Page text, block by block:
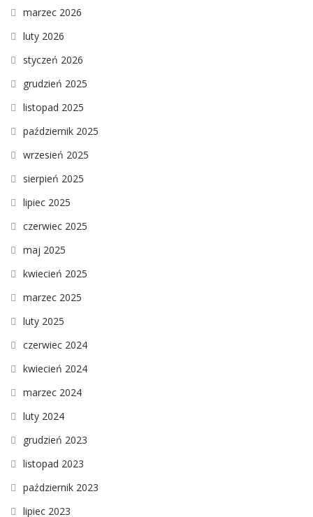
marzec 2026
luty 2026
styczeń 2026
grudzień 2025
listopad 2025
październik 2025
wrzesień 2025
sierpień 2025
lipiec 2025
czerwiec 2025
maj 2025
kwiecień 2025
marzec 2025
luty 2025
czerwiec 2024
kwiecień 2024
marzec 2024
luty 2024
grudzień 2023
listopad 2023
październik 2023
lipiec 2023